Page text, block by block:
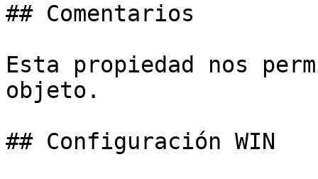
## Comentarios
Esta propiedad nos
objeto.
## Configuración WIN